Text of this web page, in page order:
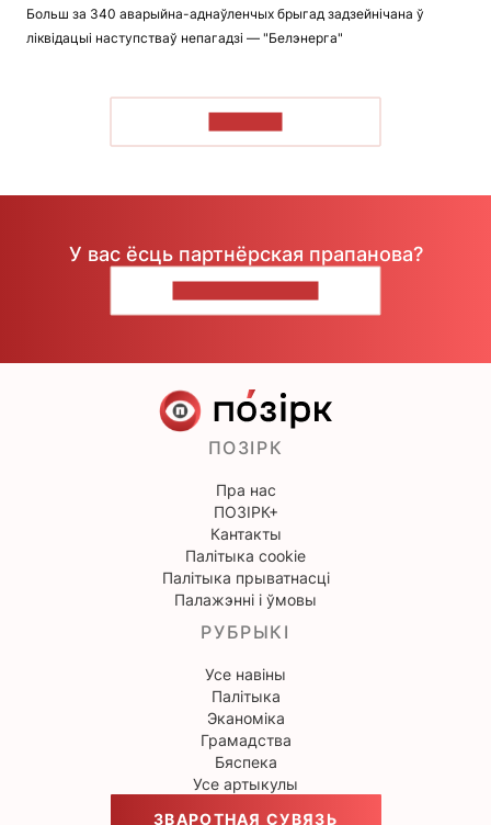
Больш за 340 аварыйна-аднаўленчых брыгад задзейнічана ў
ліквідацыі наступстваў непагадзі — "Белэнерга"
У вас ёсць партнёрская прапанова?
ПОЗІРК
Пра нас
ПОЗІРК+
Кантакты
Палітыка cookie
Палітыка прыватнасці
Палажэнні і ўмовы
РУБРЫКІ
Усе навіны
Палітыка
Эканоміка
Грамадства
Бяспека
Усе артыкулы
ЗВАРОТНАЯ СУВЯЗЬ